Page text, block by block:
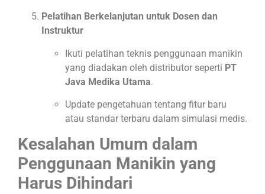
Pelatihan Berkelanjutan untuk Dosen dan
Instruktur
Ikuti pelatihan teknis penggunaan manikin
yang diadakan oleh distributor seperti PT
Java Medika Utama.
Update pengetahuan tentang fitur baru
atau standar terbaru dalam simulasi medis.
Kesalahan Umum dalam
Penggunaan Manikin yang
Harus Dihindari